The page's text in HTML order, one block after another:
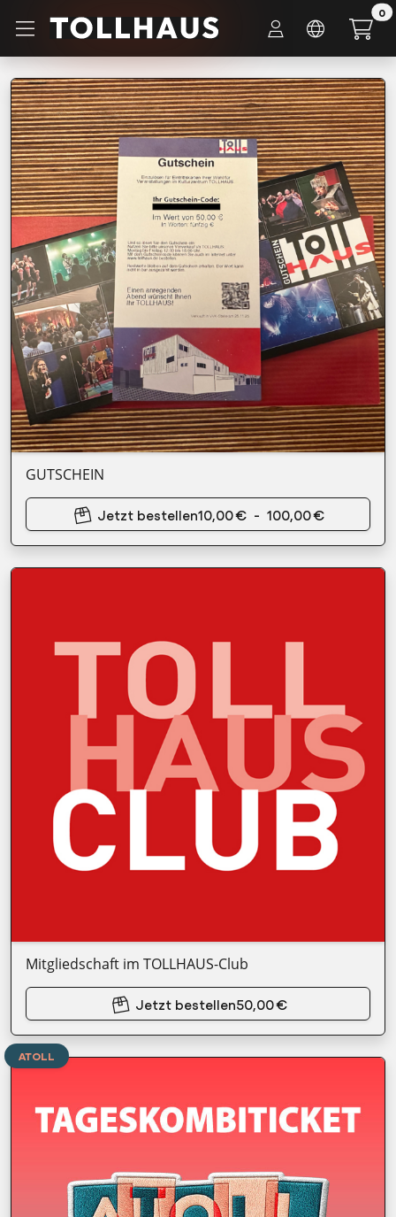
Zum Hauptinhalt springen 0
Startseite
GUTSCHEIN
Jetzt bestellen10,00 € - 100,00 €
Mitgliedschaft im TOLLHAUS-Club
Jetzt bestellen50,00 €
ATOLL